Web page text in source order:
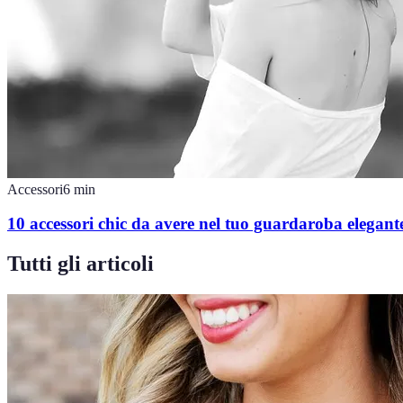
Accessori6 min
10 accessori chic da avere nel tuo guardaroba
Tutti gli articoli